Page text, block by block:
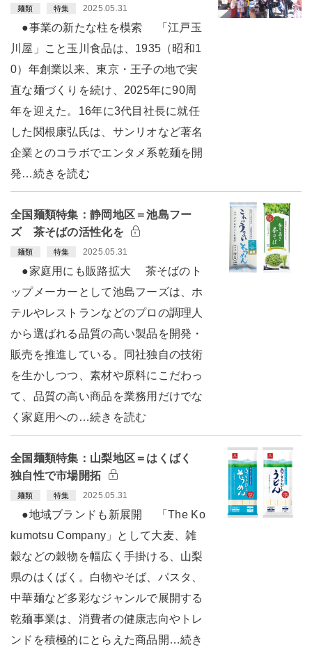
麺類 特集 2025.05.31
●事業の新たな柱を模索 「江戸玉
川屋」こと玉川食品は、1935（昭和1
0）年創業以来、東京・王子の地で実
直な麺づくりを続け、2025年に90周
年を迎えた。16年に3代目社長に就任
した関根康弘氏は、サンリオなど著名
企業とのコラボでエンタメ系乾麺を開
発…続きを読む
全国麺類特集：静岡地区＝池島フー
ズ 茶そばの活性化を
麺類 特集 2025.05.31
●家庭用にも販路拡大 茶そばのト
ップメーカーとして池島フーズは、ホ
テルやレストランなどのプロの調理人
から選ばれる品質の高い製品を開発・
販売を推進している。同社独自の技術
を生かしつつ、素材や原料にこだわっ
て、品質の高い商品を業務用だけでな
く家庭用への…続きを読む
全国麺類特集：山梨地区＝はくばく
独自性で市場開拓
麺類 特集 2025.05.31
●地域ブランドも新展開 「The Ko
kumotsu Company」として大麦、雑
穀などの穀物を幅広く手掛ける、山梨
県のはくばく。白物やそば、パスタ、
中華麺など多彩なジャンルで展開する
乾麺事業は、消費者の健康志向やトレ
ンドを積極的にとらえた商品開…続き